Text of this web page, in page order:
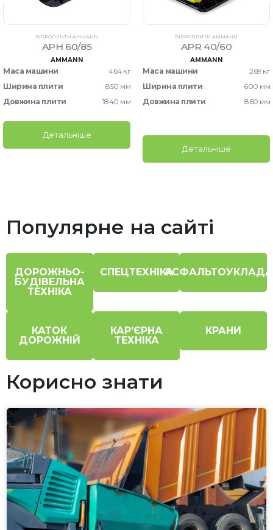
ВІБРОПЛИТИ AMMANN
APH 60/85
AMMANN
Маса машини
464 кг
Ширина плити
850 мм
Довжина плити
1840 мм
Детальніше
ВІБРОПЛИТИ AMMANN
APR 40/60
AMMANN
Маса машини
269 кг
Ширина плити
600 мм
Довжина плити
860 мм
Детальніше
Популярне на сайті
ДОРОЖНЬО-
БУДІВЕЛЬНА
ТЕХНІКА
СПЕЦТЕХНІКА
КАТОК
ДОРОЖНІЙ
КАР’ЄРНА
ТЕХНІКА
КРАНИ
Корисно знати